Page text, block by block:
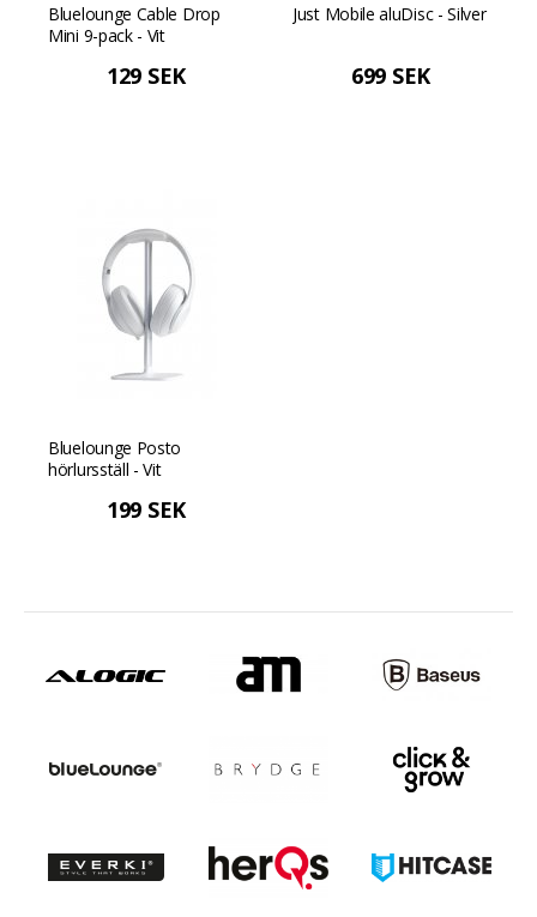
Bluelounge Cable Drop
Mini 9-pack - Vit
129 SEK
Just Mobile aluDisc - Silver
699 SEK
Bluelounge Posto
hörlursställ - Vit
199 SEK